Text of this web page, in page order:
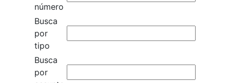
número
Busca
por
tipo
Busca
por